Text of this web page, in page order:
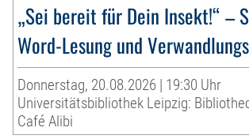
„Sei bereit für Dein Insekt!“ –
Word-Lesung und
Donnerstag, 20.08.2026 | 19:30 Uhr
Universitätsbibliothek Leipzig:
Café Alibi